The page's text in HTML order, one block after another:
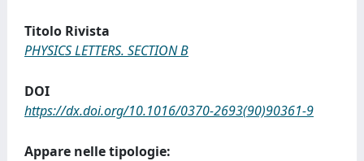
Titolo Rivista
PHYSICS LETTERS. SECTION B
DOI
https://dx.doi.org/10.1016/0370-2693(90)90361-9
Appare nelle tipologie: